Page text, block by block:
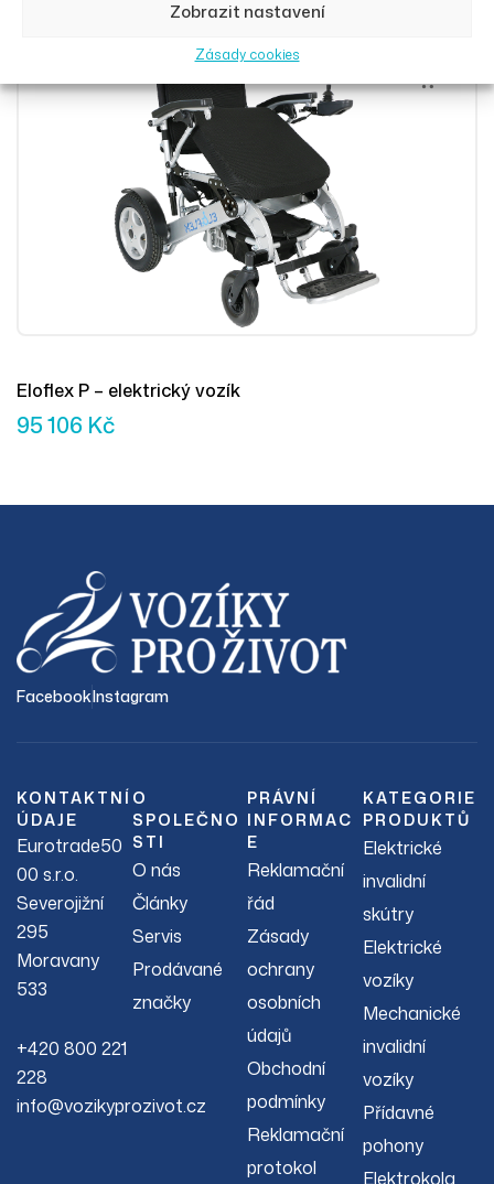
Zobrazit nastavení
Zásady cookies
Eloflex P – elektrický vozík
95 106 Kč
FacebookInstagram
KONTAKTNÍ
ÚDAJE
Eurotrade50
00 s.r.o.
Severojižní
295
Moravany
533
+420 800 221
228
info@vozikyprozivot.cz
O
SPOLEČNO
STI
O nás
Články
Servis
Prodávané
značky
PRÁVNÍ
INFORMAC
E
Reklamační
řád
Zásady
ochrany
osobních
údajů
Obchodní
podmínky
Reklamační
protokol
KATEGORIE
PRODUKTŮ
Elektrické
invalidní
skútry
Elektrické
vozíky
Mechanické
invalidní
vozíky
Přídavné
pohony
Elektrokola